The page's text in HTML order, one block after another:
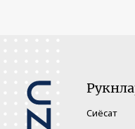
Сиёсат